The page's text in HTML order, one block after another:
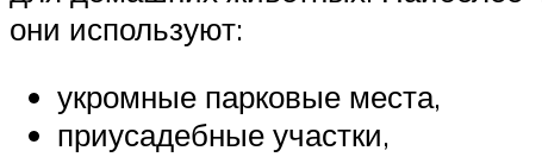
они используют:
укромные парковые места,
приусадебные участки,